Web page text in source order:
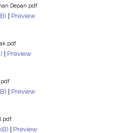
Depan.pdf
| Preview
| Preview
| Preview
| Preview